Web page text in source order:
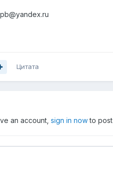
Цитата
an account, sign in nowto